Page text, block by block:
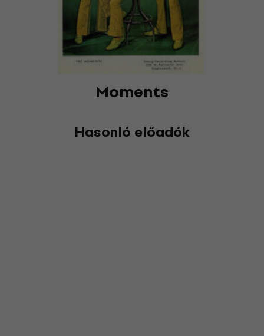
Moments
Hasonló előadók